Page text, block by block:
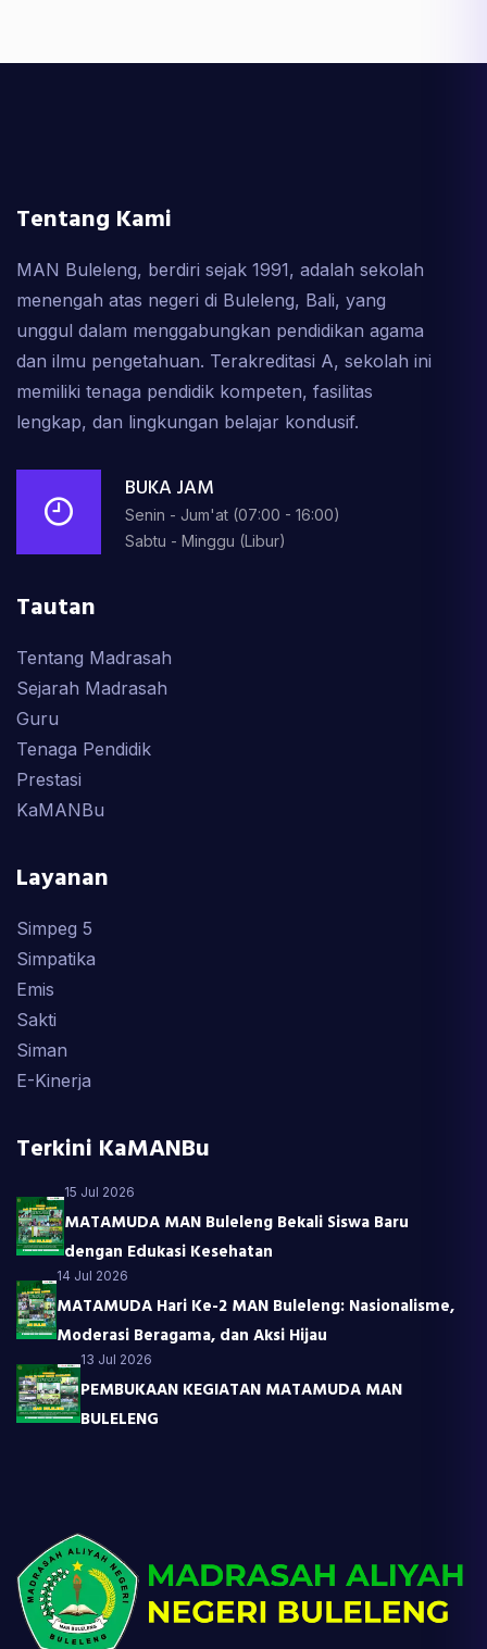
Tentang Kami
MAN Buleleng, berdiri sejak 1991, adalah sekolah
menengah atas negeri di Buleleng, Bali, yang
unggul dalam menggabungkan pendidikan agama
dan ilmu pengetahuan. Terakreditasi A, sekolah ini
memiliki tenaga pendidik kompeten, fasilitas
lengkap, dan lingkungan belajar kondusif.
BUKA JAM
Senin - Jum'at (07:00 - 16:00)
Sabtu - Minggu (Libur)
Tautan
Tentang Madrasah
Sejarah Madrasah
Guru
Tenaga Pendidik
Prestasi
KaMANBu
Layanan
Simpeg 5
Simpatika
Emis
Sakti
Siman
E-Kinerja
Terkini KaMANBu
15 Jul 2026
MATAMUDA MAN Buleleng Bekali Siswa Baru
dengan Edukasi Kesehatan
14 Jul 2026
MATAMUDA Hari Ke-2 MAN Buleleng: Nasionalisme,
Moderasi Beragama, dan Aksi Hijau
13 Jul 2026
PEMBUKAAN KEGIATAN MATAMUDA MAN
BULELENG